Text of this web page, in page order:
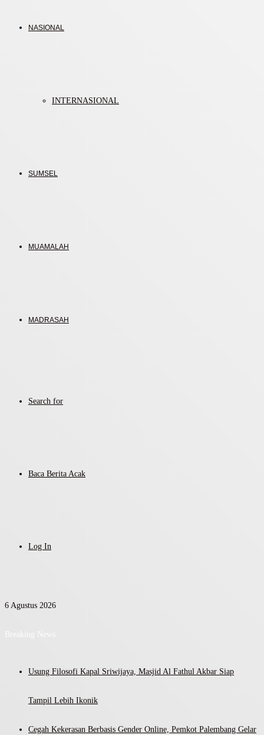
NASIONAL
INTERNASIONAL
SUMSEL
MUAMALAH
MADRASAH
Search for
Baca Berita Acak
Log In
6 Agustus 2026
Breaking News
Usung Filosofi Kapal Sriwijaya, Masjid Al Fathul Akbar Siap
Tampil Lebih Ikonik
Cegah Kekerasan Berbasis Gender Online, Pemkot Palembang Gelar